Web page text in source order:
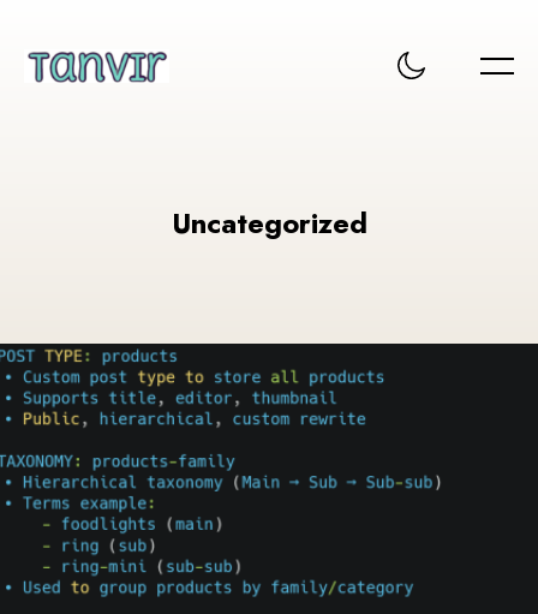
Uncategorized